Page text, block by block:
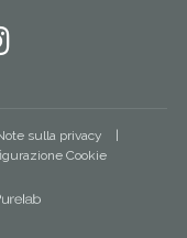
Instagram
sulla privacy
Cookie